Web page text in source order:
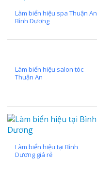
Làm biển hiệu spa Thuận An
Bình Dương
Làm biển hiệu salon tóc
Thuận An
Làm biển hiệu tại Bình
Dương giá rẻ